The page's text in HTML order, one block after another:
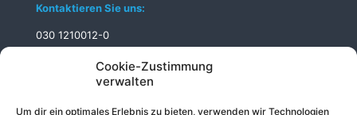
Cookie-Zustimmung
verwalten
Um dir ein optimales Erlebnis zu bieten, verwenden wir Technologien
Kontaktieren Sie uns:
030 1210012-0
info@telecomputer.de